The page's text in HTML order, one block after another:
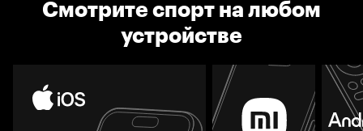
Смотрите спорт на любом
устройстве